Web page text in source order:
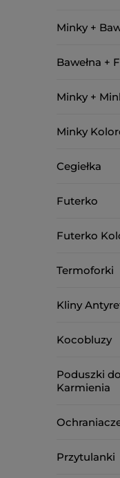
Minky +
Bawełna +
Minky +
Minky
Cegiełka
Futerko
Futerko
Termoforki
Kliny
Kocobluzy
Poduszki
Karmienia
Przytulanki